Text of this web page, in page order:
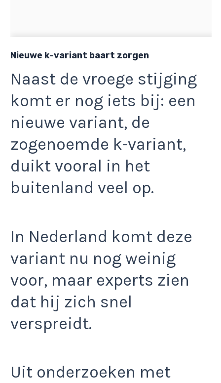
Nieuwe k-variant baart zorgen
Naast de vroege stijging
komt er nog iets bij: een
nieuwe variant, de
zogenoemde k-variant,
duikt vooral in het
buitenland veel op.
In Nederland komt deze
variant nu nog weinig
voor, maar experts zien
dat hij zich snel
verspreidt.
Uit onderzoeken met